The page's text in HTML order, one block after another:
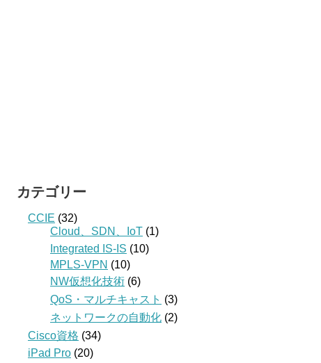
カテゴリー
CCIE (32)
Cloud、SDN、IoT (1)
Integrated IS-IS (10)
MPLS-VPN (10)
NW仮想化技術 (6)
QoS・マルチキャスト (3)
ネットワークの自動化 (2)
Cisco資格 (34)
iPad Pro (20)